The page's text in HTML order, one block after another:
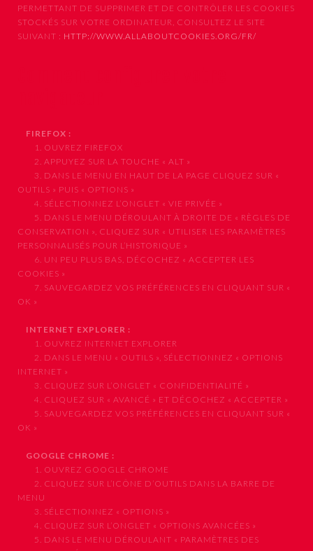
PERMETTANT DE SUPPRIMER ET DE CONTRÔLER LES COOKIES
STOCKÉS SUR VOTRE ORDINATEUR, CONSULTEZ LE SITE
SUIVANT : HTTP://WWW.ALLABOUTCOOKIES.ORG/FR/
FIREFOX :
1. OUVREZ FIREFOX
2. APPUYEZ SUR LA TOUCHE « ALT »
3. DANS LE MENU EN HAUT DE LA PAGE CLIQUEZ SUR «
OUTILS » PUIS « OPTIONS »
4. SÉLECTIONNEZ L’ONGLET « VIE PRIVÉE »
5. DANS LE MENU DÉROULANT À DROITE DE « RÈGLES DE
CONSERVATION », CLIQUEZ SUR « UTILISER LES PARAMÈTRES
PERSONNALISÉS POUR L’HISTORIQUE »
6. UN PEU PLUS BAS, DÉCOCHEZ « ACCEPTER LES
COOKIES »
7. SAUVEGARDEZ VOS PRÉFÉRENCES EN CLIQUANT SUR «
OK »
INTERNET EXPLORER :
1. OUVREZ INTERNET EXPLORER
2. DANS LE MENU « OUTILS », SÉLECTIONNEZ « OPTIONS
INTERNET »
3. CLIQUEZ SUR L’ONGLET « CONFIDENTIALITÉ »
4. CLIQUEZ SUR « AVANCÉ » ET DÉCOCHEZ « ACCEPTER »
5. SAUVEGARDEZ VOS PRÉFÉRENCES EN CLIQUANT SUR «
OK »
GOOGLE CHROME :
1. OUVREZ GOOGLE CHROME
2. CLIQUEZ SUR L’ICÔNE D’OUTILS DANS LA BARRE DE
MENU
3. SÉLECTIONNEZ « OPTIONS »
4. CLIQUEZ SUR L’ONGLET « OPTIONS AVANCÉES »
5. DANS LE MENU DÉROULANT « PARAMÈTRES DES